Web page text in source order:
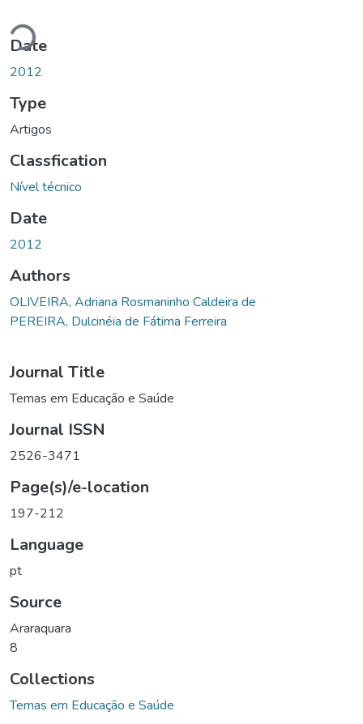
Date
2012
Type
Artigos
Classfication
Nível técnico
Date
2012
Authors
OLIVEIRA, Adriana Rosmaninho Caldeira de
PEREIRA, Dulcinéia de Fátima Ferreira
Journal Title
Temas em Educação e Saúde
Journal ISSN
2526-3471
Page(s)/e-location
197-212
Language
pt
Source
Araraquara
8
Collections
Temas em Educação e Saúde